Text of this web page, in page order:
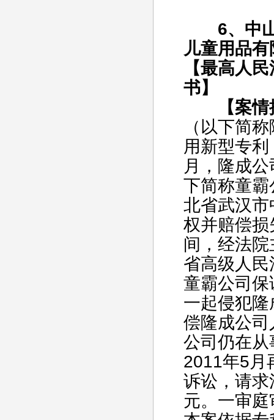
6、中山
儿童用品
【最高人
书】
【案情
（以下简
用新型专
月，隆成
下简称童
北省武汉
权并赔偿
间，经法
省高级人
童霸公司
一起侵犯
偿隆成公
公司仍在
2011年5月
诉讼，请
元。一审